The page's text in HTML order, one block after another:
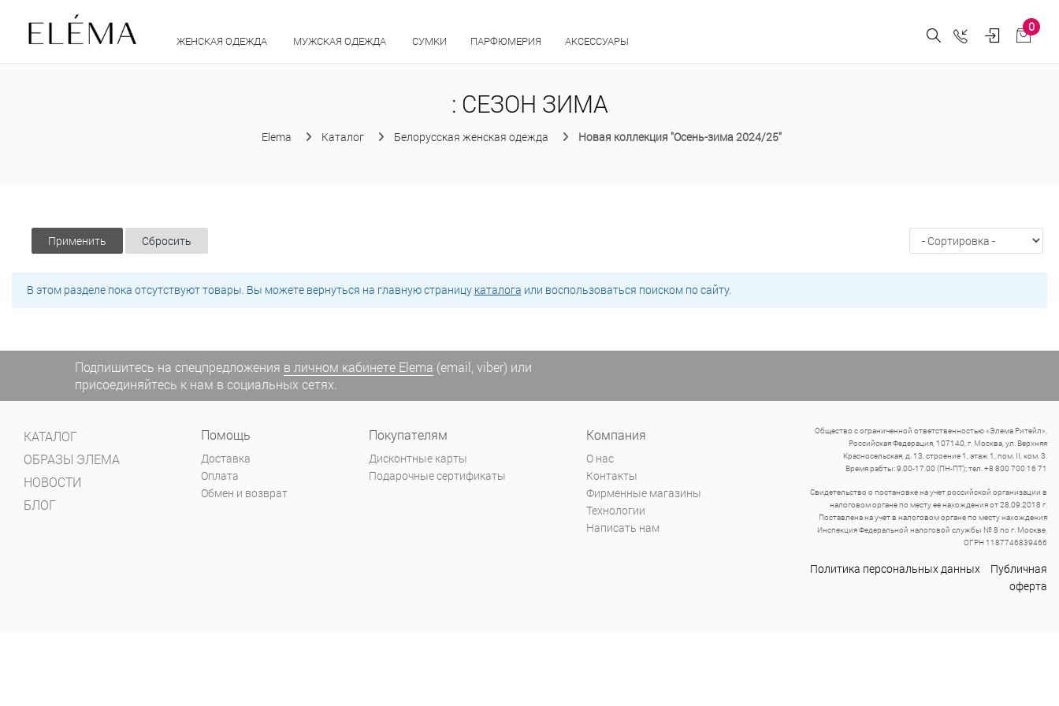
ЖЕНСКАЯ ОДЕЖДА МУЖСКАЯ ОДЕЖДА СУМКИ ПАРФЮМЕРИЯ АКСЕССУАРЫ
0
: СЕЗОН ЗИМА
Elema Каталог Белорусская женская одежда Новая коллекция "Осень-зима 2024/25"
Применить Сбросить
В этом разделе пока отсутствуют товары. Вы можете вернуться на главную страницу каталога или воспользоваться поиском по сайту.
Подпишитесь на спецпредложения в личном кабинете Elema (email, viber) или
присоединяйтесь к нам в социальных сетях.
КАТАЛОГ
ОБРАЗЫ ЭЛЕМА
НОВОСТИ
БЛОГ
Помощь
Доставка
Оплата
Обмен и возврат
Покупателям
Дисконтные карты
Подарочные сертификаты
Компания
О нас
Контакты
Фирменные магазины
Технологии
Написать нам
Общество с ограниченной ответственностью «Элема Ритейл»,
Российская Федерация, 107140, г. Москва, ул. Верхняя
Красносельская, д. 13, строение 1, этаж 1, пом. II, ком. 3.
Время рабты: 9.00-17.00 (ПН-ПТ); тел. +8 800 700 16 71
Свидетельство о постановке на учет российской организации в
налоговом органе по месту ее нахождения от 28.09.2018 г.
Поставлена на учет в налоговом органе по месту нахождения
Инспекция Федеральной налоговой службы № 8 по г. Москве.
ОГРН 1187746839466
Политика персональных данных
Публичная
оферта